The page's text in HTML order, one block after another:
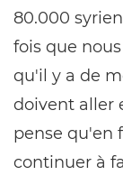
80.000
fois que
qu'il y a de
doivent aller
pense qu'en
continuer à